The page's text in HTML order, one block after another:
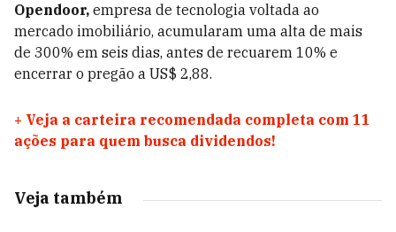
Opendoor, empresa de tecnologia voltada ao
mercado imobiliário, acumularam uma alta de mais
de 300% em seis dias, antes de recuarem 10% e
encerrar o pregão a US$ 2,88.
+ Veja a carteira recomendada completa com 11
ações para quem busca dividendos!
Veja também